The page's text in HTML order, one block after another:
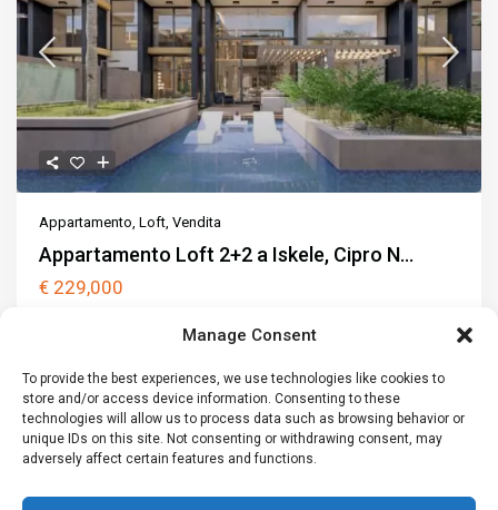
Manage Consent
To provide the best experiences, we use technologies like cookies to
store and/or access device information. Consenting to these
technologies will allow us to process data such as browsing behavior or
unique IDs on this site. Not consenting or withdrawing consent, may
adversely affect certain features and functions.
Appartamento,Loft,Vendita
Appartamento Loft 2+2 a Iskele, Cipro N...
€ 229,000
2 2 148 m2 1 car 148 m
Chiama Email